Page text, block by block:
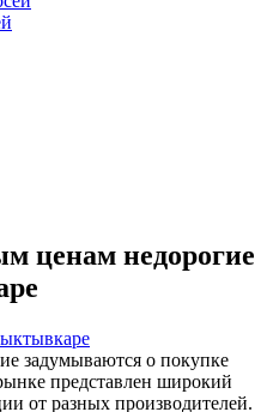
ценам недорогие
задумываются о покупке
представлен широкий
от разных производителей.